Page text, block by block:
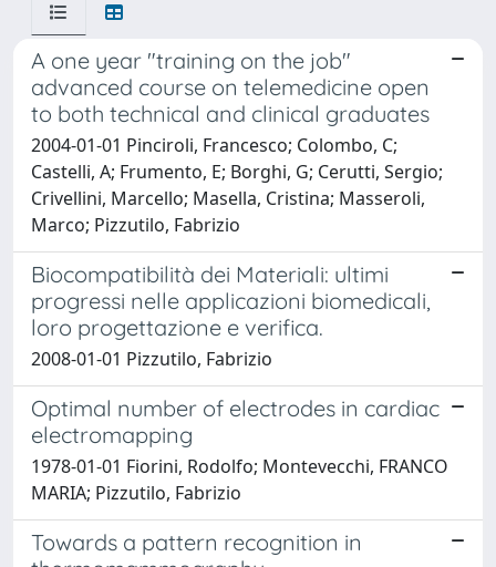
A one year "training on the job"
advanced course on telemedicine open
to both technical and clinical graduates
2004-01-01 Pinciroli, Francesco; Colombo, C;
Castelli, A; Frumento, E; Borghi, G; Cerutti, Sergio;
Crivellini, Marcello; Masella, Cristina; Masseroli,
Marco; Pizzutilo, Fabrizio
Biocompatibilità dei Materiali: ultimi
progressi nelle applicazioni biomedicali,
loro progettazione e verifica.
2008-01-01 Pizzutilo, Fabrizio
Optimal number of electrodes in cardiac
electromapping
1978-01-01 Fiorini, Rodolfo; Montevecchi, FRANCO
MARIA; Pizzutilo, Fabrizio
Towards a pattern recognition in